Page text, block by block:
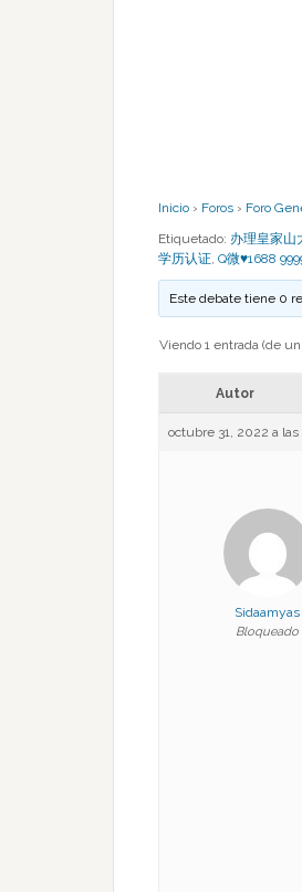
Inicio › Foros › Foro
Etiquetado: 办理皇家山
学历认证, Q微♥1688
Este debate tiene 0
Viendo 1 entrada (de
Autor
octubre 31, 2022 a las
Sidaamyas
Bloqueado